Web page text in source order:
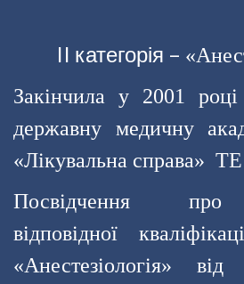
II категорія –
Закінчила у 2001 році
державну медичну
«Лікувальна справа»
Посвідчення про
відповідної
«Анестезіологія»